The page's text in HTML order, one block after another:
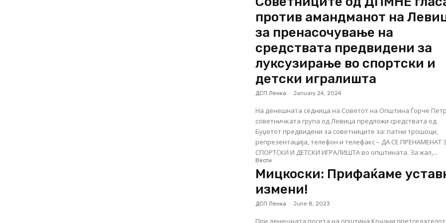
против амандманот на
за пренасочување на
средствата предвидени за
луксузирање во спортски и
детски игралишта
ДСП Ленка - January 24, 2024
На денешната седница на Советот на Општина Ѓорче
советничката група од Левица предложи средствата од
Буџетот предвидени за советниците за: патни трошоци,
репрезентација, телефон и телефакс – ДА СЕ ПРЕНАМЕНАТ
СПОРТСКИ И ДЕТСКИ ИГРАЛИШТА во општината. За жал,...
Вести
Мицкоски: Прифаќаме
измени!
ДСП Ленка - June 8, 2023
При денешната посета на општина Кочани